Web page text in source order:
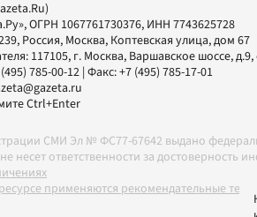
, ОГРН 1067761730376, ИНН 7743625728
Россия, Москва, Коптевская улица, дом 67
117105, г. Москва, Варшавское шоссе, д.9,
785-00-12| Факс:+7 (495) 785-17-01
Ctrl+Enter
СМИ Эл № ФС77-67642 выдано
не несет ответственности за
применяются рекомендательные